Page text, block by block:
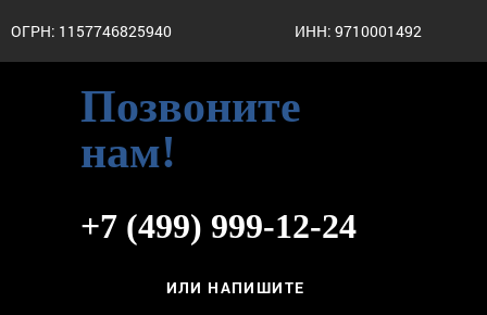
ОГРН: 1157746825940 ИНН: 9710001492
Позвоните
нам!
+7 (499) 999-12-24
ИЛИ НАПИШИТЕ